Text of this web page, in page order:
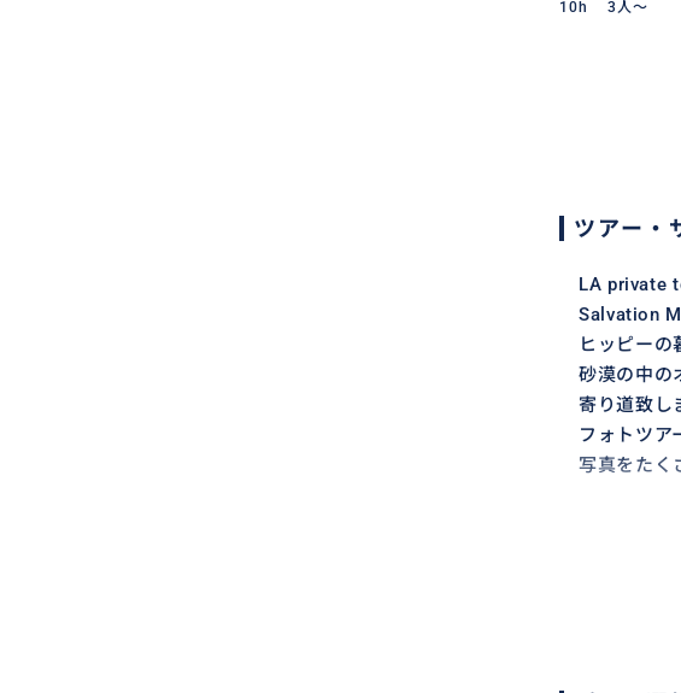
10h 3人〜
ツアー・
LA private
Salvation
ヒッピー
砂漠の中
寄り道致し
フォトツア
写真をたく